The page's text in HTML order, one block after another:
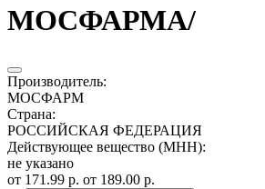
МОСФАРМА/
Производитель:
МОСФАРМ
Страна:
РОССИЙСКАЯ ФЕДЕРАЦИЯ
Действующее вещество (МНН):
не указано
от 171.99 р. от 189.00 р.